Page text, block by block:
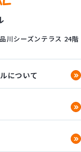
品川シーズンテラス 24階
について